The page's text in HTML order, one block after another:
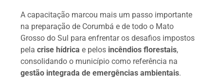
A capacitação marcou mais um passo importante
na preparação de Corumbá e de todo o Mato
Grosso do Sul para enfrentar os desafios impostos
pelacrise hídrica e pelos incêndios florestais,
consolidando o município como referência na
gestão integrada de emergências ambientais.